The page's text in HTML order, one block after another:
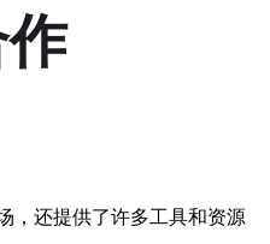
，还提供了许多工具和资源